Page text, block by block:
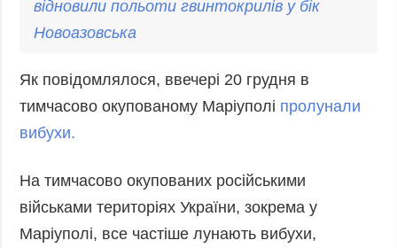
Конференції
документи
відновили польоти гвинтокрилів у бік
Новоазовська
Як повідомлялося, ввечері 20 грудня в
тимчасово окупованому Маріуполі пролунали
вибухи.
На тимчасово окупованих російськими
військами територіях України, зокрема у
Маріуполі, все частіше лунають вибухи,